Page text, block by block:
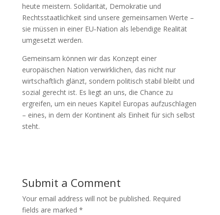
heute meistern. Solidarität, Demokratie und
Rechtsstaatlichkeit sind unsere gemeinsamen Werte –
sie müssen in einer EU‑Nation als lebendige Realität
umgesetzt werden.
Gemeinsam können wir das Konzept einer
europäischen Nation verwirklichen, das nicht nur
wirtschaftlich glänzt, sondern politisch stabil bleibt und
sozial gerecht ist. Es liegt an uns, die Chance zu
ergreifen, um ein neues Kapitel Europas aufzuschlagen
– eines, in dem der Kontinent als Einheit für sich selbst
steht.
Submit a Comment
Your email address will not be published. Required
fields are marked *